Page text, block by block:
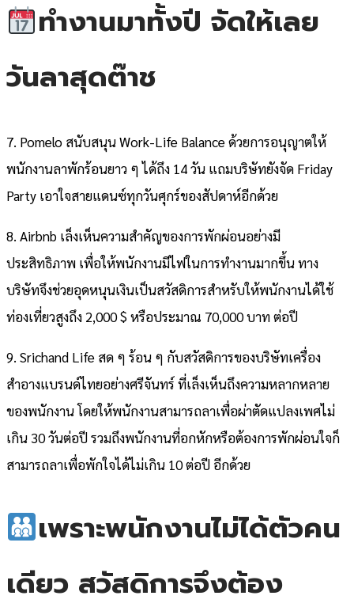
ทำงานมาทั้งปี จัดให้เลย
วันลาสุดต๊าช
7. Pomelo สนับสนุน Work-Life Balance ด้วยการอนุญาตให้
พนักงานลาพักร้อนยาว ๆ ได้ถึง 14 วัน แถมบริษัทยังจัด Friday
Party เอาใจสายแดนซ์ทุกวันศุกร์ของสัปดาห์อีกด้วย
8. Airbnb เล็งเห็นความสำคัญของการพักผ่อนอย่างมี
ประสิทธิภาพ เพื่อให้พนักงานมีไฟในการทำงานมากขึ้น ทาง
บริษัทจึงช่วยอุดหนุนเงินเป็นสวัสดิการสำหรับให้พนักงานได้ใช้
ท่องเที่ยวสูงถึง 2,000 $ หรือประมาณ 70,000 บาท ต่อปี
9. Srichand Life สด ๆ ร้อน ๆ กับสวัสดิการของบริษัทเครื่อง
สำอางแบรนด์ไทยอย่างศรีจันทร์ ที่เล็งเห็นถึงความหลากหลาย
ของพนักงาน โดยให้พนักงานสามารถลาเพื่อผ่าตัดแปลงเพศไม่
เกิน 30 วันต่อปี รวมถึงพนักงานที่อกหักหรือต้องการพักผ่อนใจก็
สามารถลาเพื่อพักใจได้ไม่เกิน 10 ต่อปี อีกด้วย
เพราะพนักงานไม่ได้ตัวคน
เดียว สวัสดิการจึงต้อง